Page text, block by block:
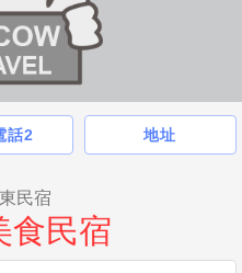
話2 地址
民宿
食民宿